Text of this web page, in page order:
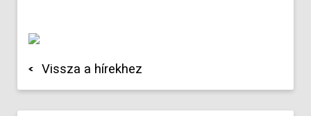
Vissza a hírekhez